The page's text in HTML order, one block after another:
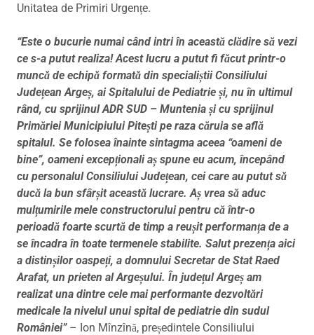
Unitatea de Primiri Urgențe.
“Este o bucurie numai când intri în această clădire să vezi
ce s-a putut realiza! Acest lucru a putut fi făcut printr-o
muncă de echipă formată din specialiștii Consiliului
Județean Argeș, ai Spitalului de Pediatrie și, nu în ultimul
rând, cu sprijinul ADR SUD – Muntenia și cu sprijinul
Primăriei Municipiului Pitești pe raza căruia se află
spitalul. Se folosea înainte sintagma aceea “oameni de
bine”, oameni excepționali aș spune eu acum, începând
cu personalul Consiliului Județean, cei care au putut să
ducă la bun sfârșit această lucrare. Aș vrea să aduc
mulțumirile mele constructorului pentru că într-o
perioadă foarte scurtă de timp a reușit performanța de a
se încadra în toate termenele stabilite. Salut prezența aici
a distinșilor oaspeți, a domnului Secretar de Stat Raed
Arafat, un prieten al Argeșului. În județul Argeș am
realizat una dintre cele mai performante dezvoltări
medicale la nivelul unui spital de pediatrie din sudul
României”– Ion Mînzînă, președintele Consiliului